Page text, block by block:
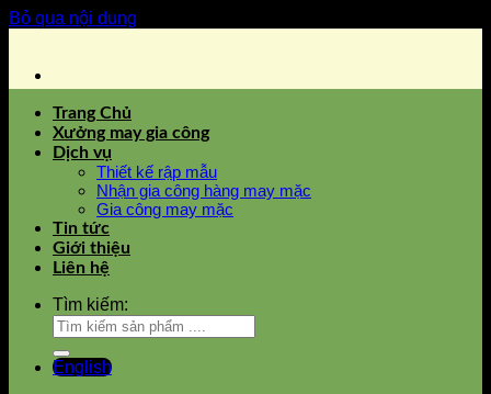
Bỏ qua nội dung
Trang Chủ
Xưởng may gia công
Dịch vụ
Thiết kế rập mẫu
Nhận gia công hàng may mặc
Gia công may mặc
Tin tức
Giới thiệu
Liên hệ
Tìm kiếm:
English